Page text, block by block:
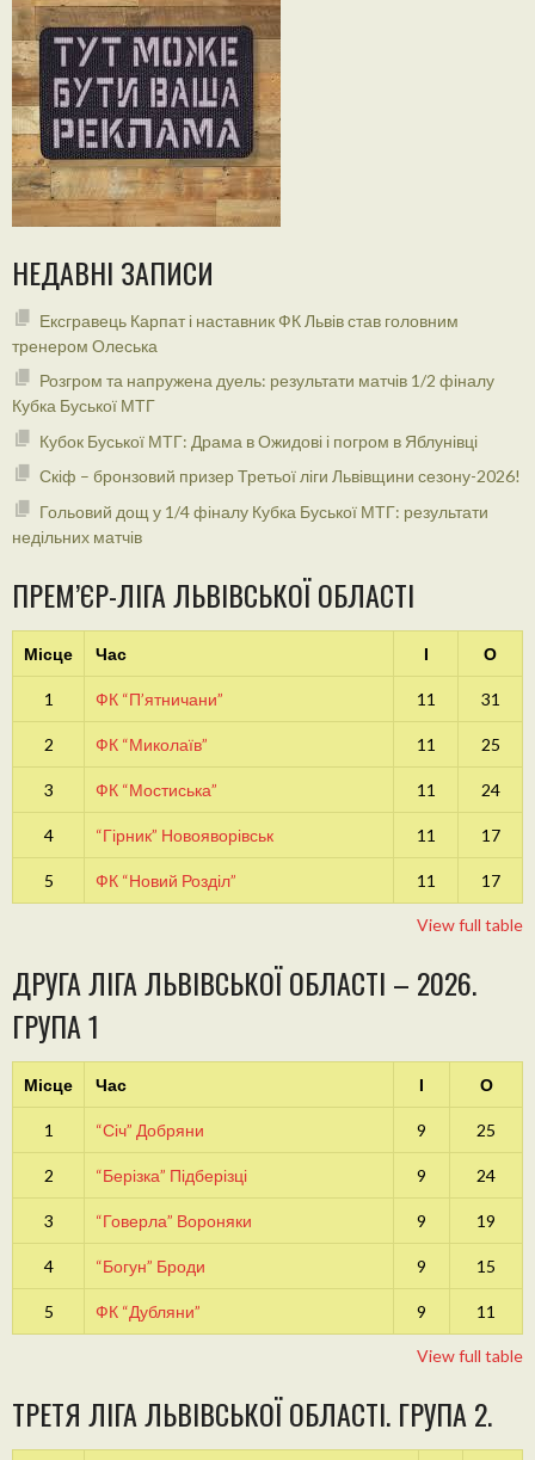
НЕДАВНІ ЗАПИСИ
Ексгравець Карпат і наставник ФК Львів став головним
тренером Олеська
Розгром та напружена дуель: результати матчів 1/2 фіналу
Кубка Буської МТГ
Кубок Буської МТГ: Драма в Ожидові і погром в Яблунівці
Скіф – бронзовий призер Третьої ліги Львівщини сезону-2026!
Гольовий дощ у 1/4 фіналу Кубка Буської МТГ: результати
недільних матчів
ПРЕМ’ЄР-ЛІГА ЛЬВІВСЬКОЇ ОБЛАСТІ
Місце Час І О
1 ФК “П’ятничани” 11 31
2 ФК “Миколаїв” 11 25
3 ФК “Мостиська” 11 24
4 “Гірник” Новояворівськ 11 17
5 ФК “Новий Розділ” 11 17
View full table
ДРУГА ЛІГА ЛЬВІВСЬКОЇ ОБЛАСТІ – 2026.
ГРУПА 1
Місце Час І О
1 “Січ” Добряни 9 25
2 “Берізка” Підберізці 9 24
3 “Говерла” Вороняки 9 19
4 “Богун” Броди 9 15
5 ФК “Дубляни” 9 11
View full table
ТРЕТЯ ЛІГА ЛЬВІВСЬКОЇ ОБЛАСТІ. ГРУПА 2.